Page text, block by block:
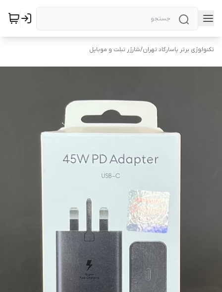
تکنولوژی برتر پاسارگاد تهران/شارژر تبلت و موبایل